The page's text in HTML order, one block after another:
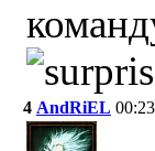
4 AndRiEL